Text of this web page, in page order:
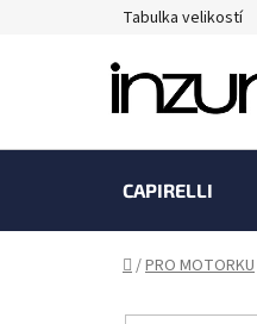
Tabulka velikostí
CAPIRELLI
Domů
/PRO MOTORKU